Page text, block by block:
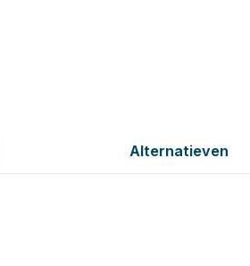
Alternatieven